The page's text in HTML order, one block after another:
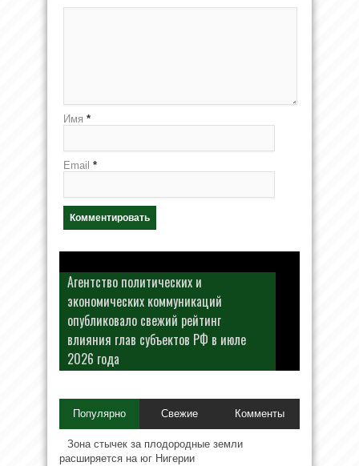
Имя *
Email *
Агентство политических и
экономических коммуникаций
опубликовало свежий рейтинг
влияния глав субъектов РФ в июле
2026 года
Популярно Свежие Комменты
Зона стычек за плодородные земли
расширяется на юг Нигерии